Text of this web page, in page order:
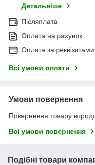
Детальніше
Післяплата
Оплата на рахунок
Оплата за реквізитами
Всі умови оплати
Умови повернення
Повернення товару
Всі умови повернення
Подібні товари